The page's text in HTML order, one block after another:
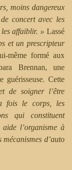
moins dangereux
concert avec les
affaiblir. » Lassé
et un prescripteur
même formé aux
Brennan, une
guérisseuse. Cette
de soigner l’être
fois le corps, les
qui constituent
aide l’organisme à
d’auto